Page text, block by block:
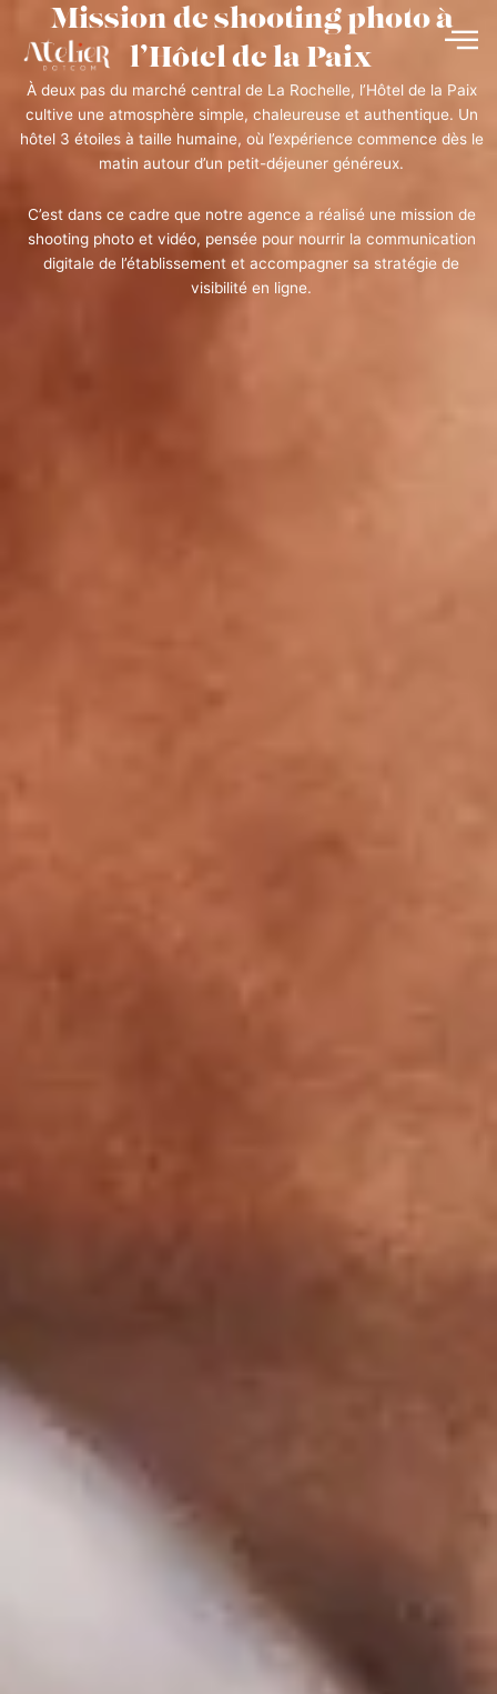
contenu
Mission de shooting photo à
l’Hôtel de la Paix
À deux pas du marché central de La Rochelle, l’Hôtel de la Paix
cultive une atmosphère simple, chaleureuse et authentique. Un
hôtel 3 étoiles à taille humaine, où l’expérience commence dès le
matin autour d’un petit-déjeuner généreux.
C’est dans ce cadre que notre agence a réalisé une mission de
shooting photo et vidéo, pensée pour nourrir la communication
digitale de l’établissement et accompagner sa stratégie de
visibilité en ligne.